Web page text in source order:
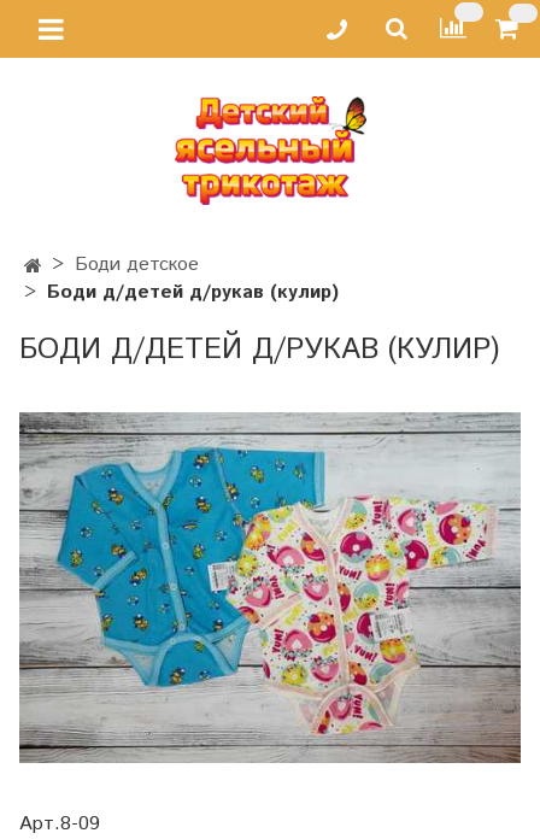
Боди детское
Боди д/детей д/рукав (кулир)
БОДИ Д/ДЕТЕЙ Д/РУКАВ (КУЛИР)
Арт.8-09